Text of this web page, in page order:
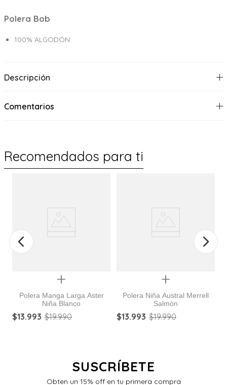
Polera Bob
100% ALGODÓN
Descripción
Comentarios
Recomendados para ti
Quickview
Polera Manga Larga Aster
Niña Blanco
$13.993 $19.990
Quickview
Polera Niña Austral Merrell
Salmón
$13.993 $19.990
SUSCRÍBETE
Obten un 15% off en tu primera compra